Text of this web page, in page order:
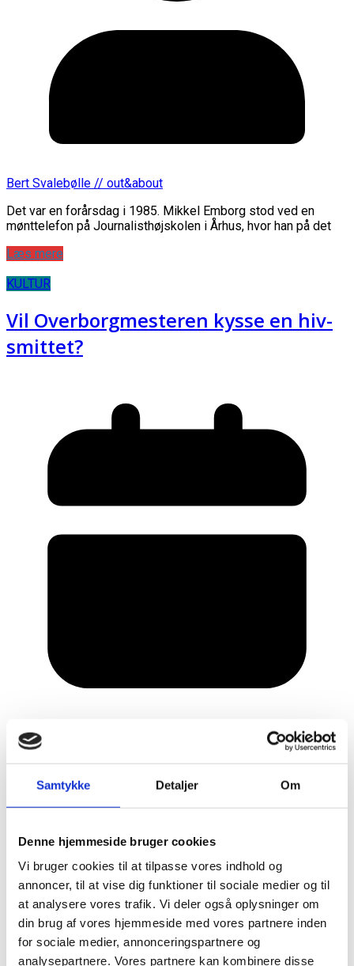
Samtykke Detaljer Om
Denne hjemmeside bruger cookies
Vi bruger cookies til at tilpasse vores indhold og
annoncer, til at vise dig funktioner til sociale medier og til
at analysere vores trafik. Vi deler også oplysninger om
din brug af vores hjemmeside med vores partnere inden
for sociale medier, annonceringspartnere og
analysepartnere. Vores partnere kan kombinere disse
Bert Svalebølle // out&about
Det var en forårsdag i 1985. Mikkel Emborg stod ved en
mønttelefon på Journalisthøjskolen i Århus, hvor han på det
Læs mere
KULTUR
Vil Overborgmesteren kysse en hiv-
smittet?